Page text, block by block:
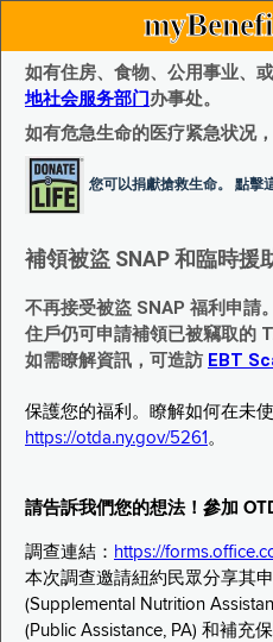
如有住房、食物、公用事业、
地社会服务部门办事处。
如有危急生命的医疗紧急状况
您可以捐獻搶救生命。 點擊
補領被盜 SNAP 和臨時援
不再接受被盜 SNAP 福利申請。
住戶仍可申請補領已被竊取的
如需瞭解資訊，可造訪 EBT
保護您的福利。瞭解如何在未
https://otda.ny.gov/5261 。
請告訴我們您的想法！參加
調查連結： https://
本次調查邀請紐約民眾分享其
(Supplemental Nutrition
(Public Assistance, PA) 和補充